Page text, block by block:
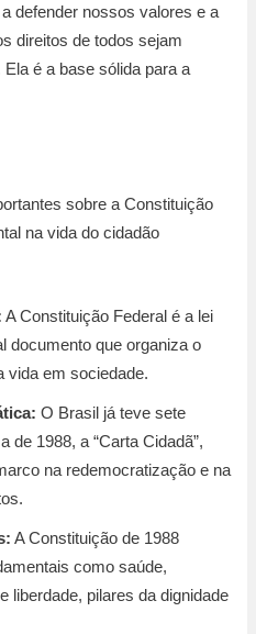
defender nossos valores e a
direitos de todos sejam
é a base sólida para a
sobre a Constituição
na vida do cidadão
A Constituição Federal é a lei
documento que organiza o
vida em sociedade.
O Brasil já teve sete
de 1988, a “Carta Cidadã”,
na redemocratização e na
A Constituição de 1988
como saúde,
liberdade, pilares da dignidade